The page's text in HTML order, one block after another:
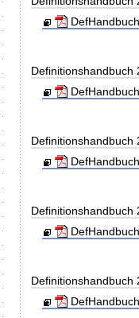
Definitionshandbuch
Definitionshandbuch
Definitionshandbuch
Definitionshandbuch